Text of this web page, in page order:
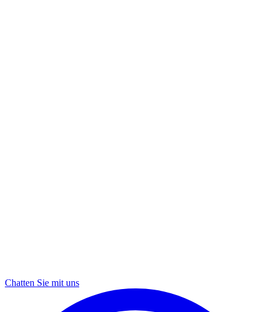
Chatten Sie mit uns